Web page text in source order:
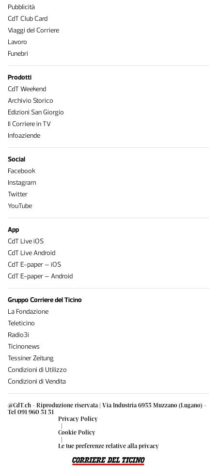
@CdT.ch - Riproduzione riservata | Via Industria 6933 Muzzano (Lugano) -
Tel 091 960 31 31
Privacy Policy
|
Cookie Policy
|
Le tue preferenze relative alla privacy
Pubblicità
CdT Club Card
Viaggi del Corriere
Lavoro
Funebri
Prodotti
CdT Weekend
Archivio Storico
Edizioni San Giorgio
Il Corriere in TV
Infoaziende
Social
Facebook
Instagram
Twitter
YouTube
App
CdT Live iOS
CdT Live Android
CdT E-paper – iOS
CdT E-paper – Android
Gruppo Corriere del Ticino
La Fondazione
Teleticino
Radio3i
Ticinonews
Tessiner Zeitung
Condizioni di Utilizzo
Condizioni di Vendita